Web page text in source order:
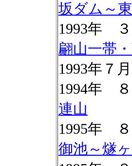
坂ダム～
1993年
翩山一帯
1993年７
1994年
連山
1995年
御池～燧